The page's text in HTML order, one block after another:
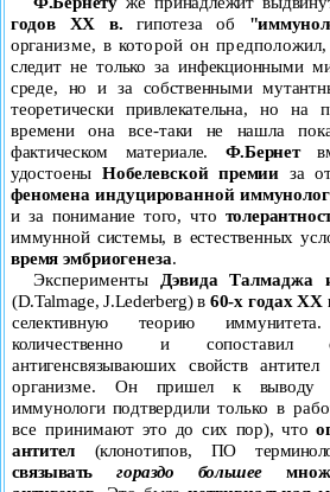
годов XX в. гипотеза об
организме, в которой он
следит не только за инфекционными
среде, но и за собственными
теоретически привлекательна, но на
времени она все-таки не нашла
фактическом материале. Ф.Бернет
удостоены Нобелевской премии за
феномена индуцированной
и за понимание того, что
иммунной системы, в естественных
время эмбриогенеза.
Эксперименты Дэвида Талмаджа
(D.Talmage,J.Lederberg) в60-х годахXX
селективную теорию
количественно и сопоставил
антигенсвязываюших свойств
организме. Он пришел к выводу
иммунологи подтвердили только в
все принимают это до сих пор), что
антител (клонотипов, ПО
связыватьгораздо большее